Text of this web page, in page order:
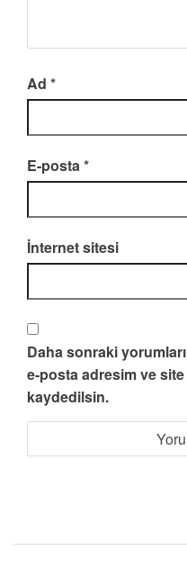
Ad *
E-posta*
İnternet sitesi
Daha sonraki
e-posta adresim ve site
kaydedilsin.